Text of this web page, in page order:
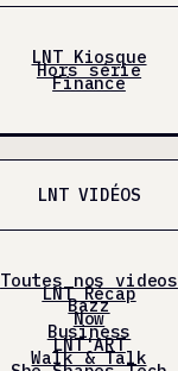
LNT Kiosque
Hors série
Finance
LNT VIDÉOS
Toutes nos videos
LNT Récap
Bazz
Now
Business
LNT'ART
Walk & Talk